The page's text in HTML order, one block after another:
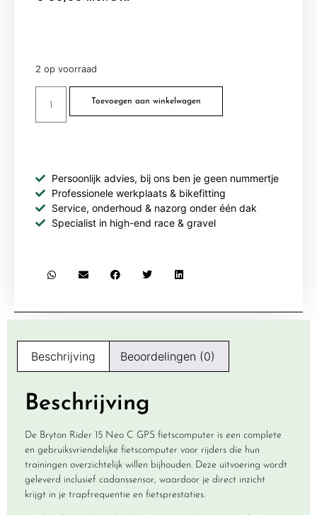
2 op voorraad
Toevoegen aan winkelwagen
Persoonlijk advies, bij ons ben je geen nummertje
Professionele werkplaats & bikefitting
Service, onderhoud & nazorg onder één dak
Specialist in high-end race & gravel
Beschrijving Beoordelingen (0)
Beschrijving
De Bryton Rider 15 Neo C GPS fietscomputer is een complete
en gebruiksvriendelijke fietscomputer voor rijders die hun
trainingen overzichtelijk willen bijhouden. Deze uitvoering wordt
geleverd inclusief cadanssensor, waardoor je direct inzicht
krijgt in je trapfrequentie en fietsprestaties.